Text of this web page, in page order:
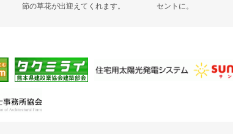
節の草花が出迎えてくれます。
セントに。